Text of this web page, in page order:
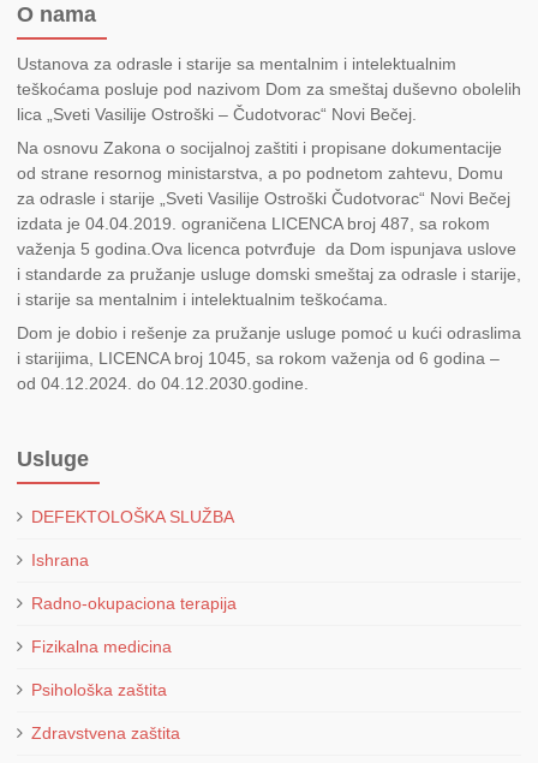
O nama
Ustanova za odrasle i starije sa mentalnim i intelektualnim
teškoćama posluje pod nazivom Dom za smeštaj duševno obolelih
lica „Sveti Vasilije Ostroški – Čudotvorac“ Novi Bečej.
Na osnovu Zakona o socijalnoj zaštiti i propisane dokumentacije
od strane resornog ministarstva, a po podnetom zahtevu, Domu
za odrasle i starije „Sveti Vasilije Ostroški Čudotvorac“ Novi Bečej
izdata je 04.04.2019. ograničena LICENCA broj 487, sa rokom
važenja 5 godina.Ova licenca potvrđuje da Dom ispunjava uslove
i standarde za pružanje usluge domski smeštaj za odrasle i starije,
i starije sa mentalnim i intelektualnim teškoćama.
Dom je dobio i rešenje za pružanje usluge pomoć u kući odraslima
i starijima, LICENCA broj 1045, sa rokom važenja od 6 godina –
od 04.12.2024. do 04.12.2030.godine.
Usluge
DEFEKTOLOŠKA SLUŽBA
Ishrana
Radno-okupaciona terapija
Fizikalna medicina
Psihološka zaštita
Zdravstvena zaštita